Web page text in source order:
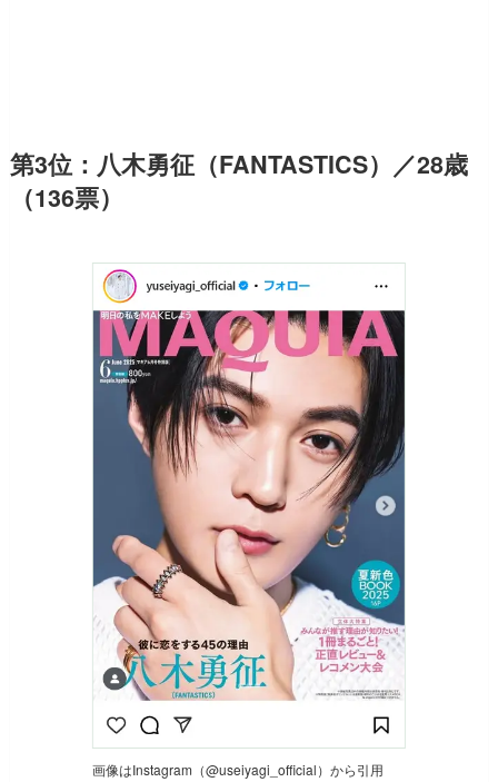
第3位：八木勇征（FANTASTICS）／28歳
（136票）
画像はInstagram（@useiyagi_official）から引用